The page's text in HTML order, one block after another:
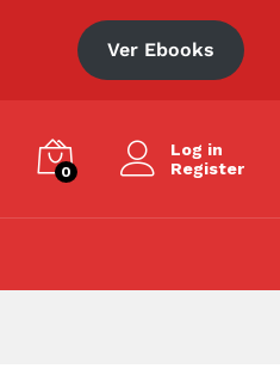
Ver Ebooks
0
Log in
Register
Añadir al carrito